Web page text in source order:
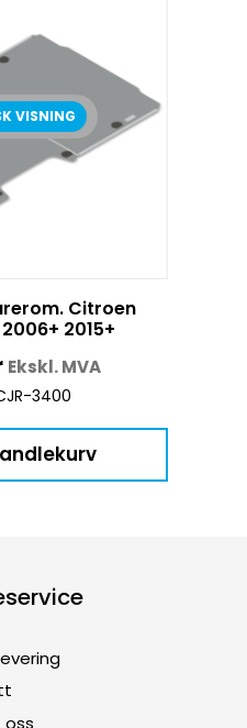
VISNING
Citroen
2015+
Ekskl. MVA
3400